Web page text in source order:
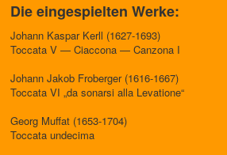
Die eingespielten Werke:
Johann Kaspar Kerll (1627-1693)
Toccata V — Ciaccona — Canzona I
Johann Jakob Froberger (1616-1667)
Toccata VI „da sonarsi alla Levatione“
Georg Muffat (1653-1704)
Toccata undecima